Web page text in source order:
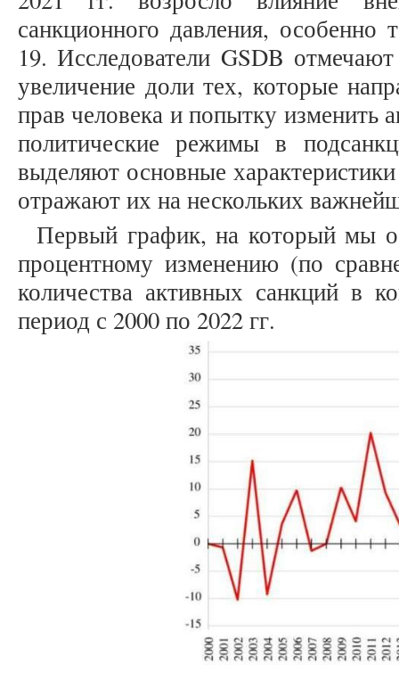
санкционного давления,
19. Исследователи GSDB
увеличение доли тех, которые
прав человека и попытку изменить
политические режимы в
выделяют основные
отражают их на нескольких
Первый график, на который мы
процентному изменению (по
количества активных санкций в
период с 2000 по 2022 гг.